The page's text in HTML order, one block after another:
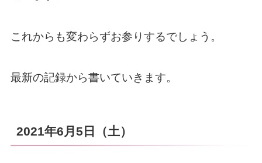
これからも変わらずお参りするでしょう。
最新の記録から書いていきます。
2021年6月5日（土）